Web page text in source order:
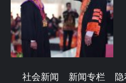
社会新闻 新闻专栏